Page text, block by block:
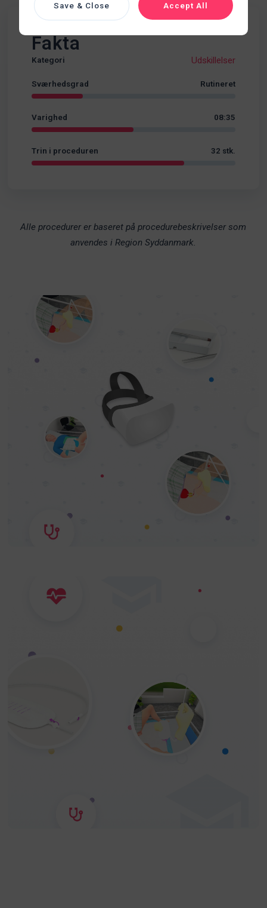
Fakta
Kategori Udskillelser
Sværhedsgrad Rutineret
Varighed 08:35
Trin i proceduren 32 stk.
Alle procedurer er baseret på procedurebeskrivelser som
anvendes i Region Syddanmark.
Save & Close Accept All